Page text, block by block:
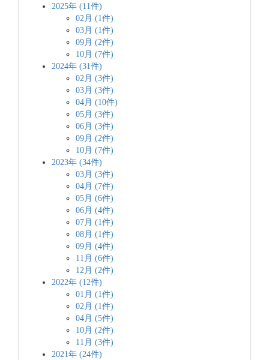
2025年 (11件)
02月 (1件)
03月 (1件)
09月 (2件)
10月 (7件)
2024年 (31件)
02月 (3件)
03月 (3件)
04月 (10件)
05月 (3件)
06月 (3件)
09月 (2件)
10月 (7件)
2023年 (34件)
03月 (3件)
04月 (7件)
05月 (6件)
06月 (4件)
07月 (1件)
08月 (1件)
09月 (4件)
11月 (6件)
12月 (2件)
2022年 (12件)
01月 (1件)
02月 (1件)
04月 (5件)
10月 (2件)
11月 (3件)
2021年 (24件)